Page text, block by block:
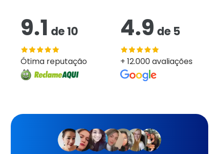
9.1 de10
Ótima reputação
4.9 de 5
+ 12.000 avaliações